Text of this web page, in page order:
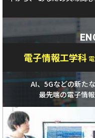
電子情報工学科
AI、5Gなどの新た
最先端の電子情